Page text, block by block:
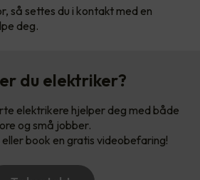
så settes du i kontakt med en
deg.
du elektriker?
elektrikere hjelper deg med både
og små jobber.
eller book en gratis videobefaring!